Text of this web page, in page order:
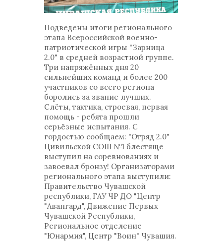
Подведены итоги регионального
этапа Всероссийской военно-
патриотической игры "Зарница
2.0" в средней возрастной группе.
Три напряжённых дня 20
сильнейших команд и более 200
участников со всего региона
боролись за звание лучших.
Слёты, тактика, строевая, первая
помощь - ребята прошли
серьёзные испытания. С
гордостью сообщаем: "Отряд 2.0"
Цивильской СОШ №1 блестяще
выступил на соревнованиях и
завоевал бронзу! Организаторами
регионального этапа выступили:
Правительство Чувашской
республики, ГАУ ЧР ДО "Центр
"Авангард", Движение Первых
Чувашской Республики,
Региональное отделение
"Юнармия", Центр "Воин" Чувашия.